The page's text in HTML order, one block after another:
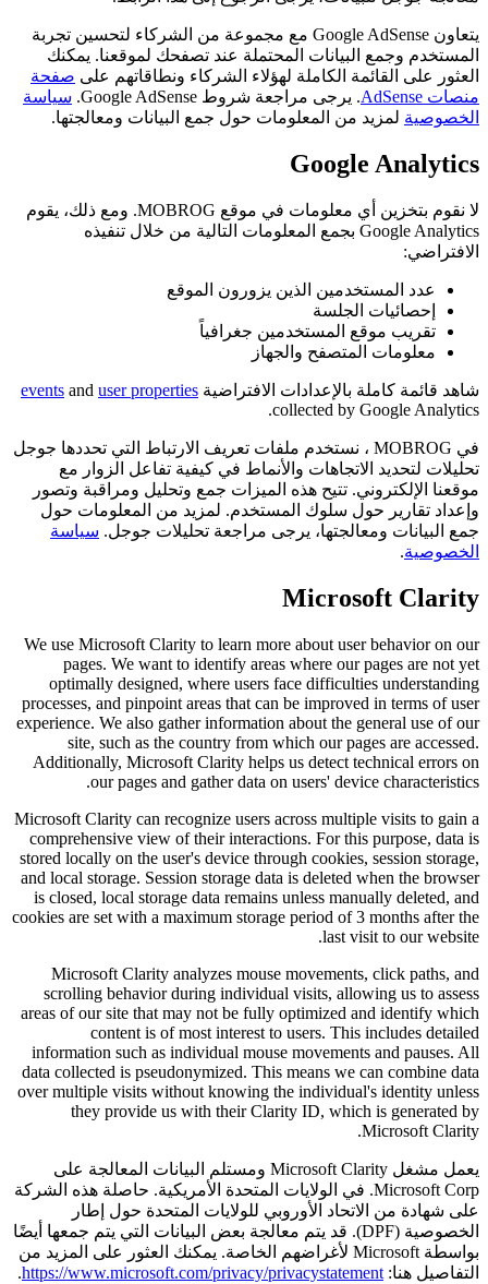
يتعاون Google AdSense مع مجموعة من الشركاء لتحسين تجربة
المستخدم وجمع البيانات المحتملة عند تصفحك لموقعنا. يمكنك
العثور على القائمة الكاملة لهؤلاء الشركاء ونطاقاتهم على صفحة
منصات AdSense
. يرجى مراجعة شروط Google AdSense.
سياسة
الخصوصية لمزيد من المعلومات حول جمع البيانات ومعالجتها.
Google Analytics
لا نقوم بتخزين أي معلومات في موقع MOBROG. ومع ذلك، يقوم
Google Analytics بجمع المعلومات التالية من خلال تنفيذه
الافتراضي:
عدد المستخدمين الذين يزورون الموقع
إحصائيات الجلسة
تقريب موقع المستخدمين جغرافياً
معلومات المتصفح والجهاز
شاهد قائمة كاملة بالإعدادات الافتراضية events and user properties
collected by Google Analytics.
في MOBROG ، نستخدم ملفات تعريف الارتباط التي تحددها جوجل
تحليلات لتحديد الاتجاهات والأنماط في كيفية تفاعل الزوار مع
موقعنا الإلكتروني. تتيح هذه الميزات جمع وتحليل ومراقبة وتصور
وإعداد تقارير حول سلوك المستخدم. لمزيد من المعلومات حول
جمع البيانات ومعالجتها، يرجى مراجعة تحليلات جوجل. سياسة
الخصوصية.
Microsoft Clarity
We use Microsoft Clarity to learn more about user behavior on our
pages. We want to identify areas where our pages are not yet
optimally designed, where users face difficulties understanding
processes, and pinpoint areas that can be improved in terms of user
experience. We also gather information about the general use of our
site, such as the country from which our pages are accessed.
Additionally, Microsoft Clarity helps us detect technical errors on
our pages and gather data on users' device characteristics.
Microsoft Clarity can recognize users across multiple visits to gain a
comprehensive view of their interactions. For this purpose, data is
stored locally on the user's device through cookies, session storage,
and local storage. Session storage data is deleted when the browser
is closed, local storage data remains unless manually deleted, and
cookies are set with a maximum storage period of 3 months after the
last visit to our website.
Microsoft Clarity analyzes mouse movements, click paths, and
scrolling behavior during individual visits, allowing us to assess
areas of our site that may not be fully optimized and identify which
content is of most interest to users. This includes detailed
information such as individual mouse movements and pauses. All
data collected is pseudonymized. This means we can combine data
over multiple visits without knowing the individual's identity unless
they provide us with their Clarity ID, which is generated by
Microsoft Clarity.
يعمل مشغل Microsoft Clarity ومستلم البيانات المعالجة على
Microsoft Corp. في الولايات المتحدة الأمريكية. حاصلة هذه الشركة
على شهادة من الاتحاد الأوروبي للولايات المتحدة حول إطار
الخصوصية (DPF). قد يتم معالجة بعض البيانات التي يتم جمعها أيضًا
بواسطة Microsoft لأغراضهم الخاصة. يمكنك العثور على المزيد من
التفاصيل هنا: https://www.microsoft.com/privacy/privacystatement
.